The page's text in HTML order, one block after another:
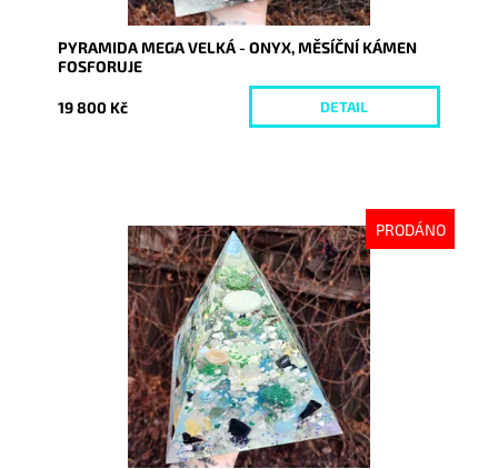
PYRAMIDA MEGA VELKÁ - ONYX, MĚSÍČNÍ KÁMEN
FOSFORUJE
19 800 Kč DETAIL
PRODÁNO
Dostupnost:
Vyprodáno
7955